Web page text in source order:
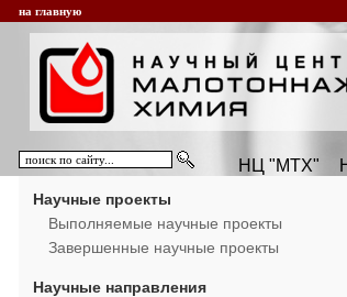
на главную
НЦ "МТХ"
Научные проекты
Выполняемые научные проекты
Завершенные научные проекты
Научные направления